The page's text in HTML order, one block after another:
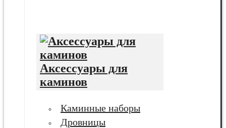
Аксессуары для
каминов
Каминные наборы
Дровницы